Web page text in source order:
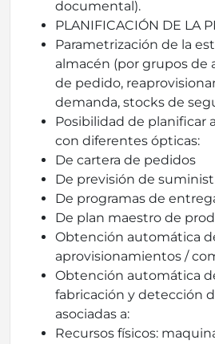
documental).
PLANIFICACIÓN DE LA
Parametrización de la
almacén (por grupos de
de pedido,
demanda, stocks de
Posibilidad de planificar
con diferentes ópticas:
De cartera de pedidos
De previsión de
De programas de
De plan maestro de
Obtención automática
aprovisionamientos /
Obtención automática
fabricación y detección
asociadas a:
Recursos físicos: